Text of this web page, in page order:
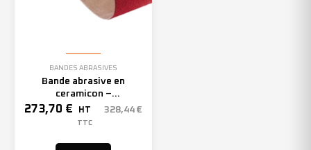
BANDES ABRASIVES
Bande abrasive en
ceramicon –
150mmx2000mm – Grain 40
– 305969 (x10)
273,70 € HT 328,44 €
TTC